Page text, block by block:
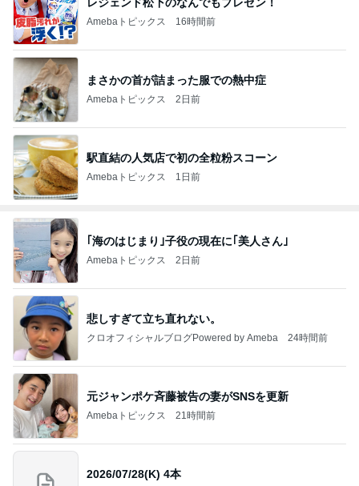
Amebaトピックス 16時間前
まさかの首が詰まった服での熱中症
Amebaトピックス 2日前
駅直結の人気店で初の全粒粉スコーン
Amebaトピックス 1日前
｢海のはじまり｣子役の現在に｢美人さん｣
Amebaトピックス 2日前
悲しすぎて立ち直れない。
クロオフィシャルブログPowered by Ameba 24時間前
元ジャンポケ斉藤被告の妻がSNSを更新
Amebaトピックス 21時間前
2026/07/28(K) 4本